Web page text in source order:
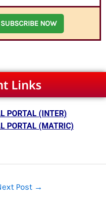
SUBSCRIBE NOW
Links
PORTAL (INTER)
PORTAL (MATRIC)
Post →